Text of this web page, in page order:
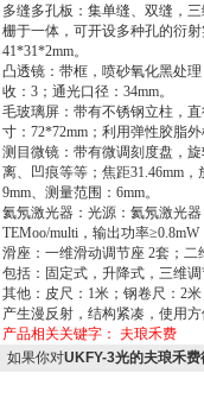
多缝多孔板：集单缝、双缝，
栅于一体，可开设多种孔的衍
41*31*2mm。
凸透镜：带框，喷砂氧化黑处
收：3；通光口径：34mm。
毛玻璃屏：带有不锈钢立柱，
寸：72*72mm；利用弹性胶脂
测目微镜：带有微调刻度盘，
离、凹痕等等；焦距31.46mm
9mm、测量范围：6mm。
氦氖激光器：光源：氦氖激光
TEMoo/multi，输出功率
滑座：一维滑动调节座 2套；
包括：固定式，升降式，三维
其他：皮尺：1米；钢卷尺：2
产生漫反射，结构紧凑，使用方
产品相关关键字：
夫琅禾费
如果你对UKFY-3光的夫琅禾